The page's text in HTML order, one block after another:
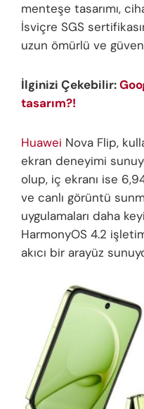
menteşe tasarımı,
İsviçre SGS
uzun ömürlü ve
İlginizi Çekebilir:
tasarım?!
Huawei Nova Flip,
ekran deneyimi
olup, iç ekranı ise
ve canlı görüntü
uygulamaları daha
HarmonyOS 4.2
akıcı bir arayüz